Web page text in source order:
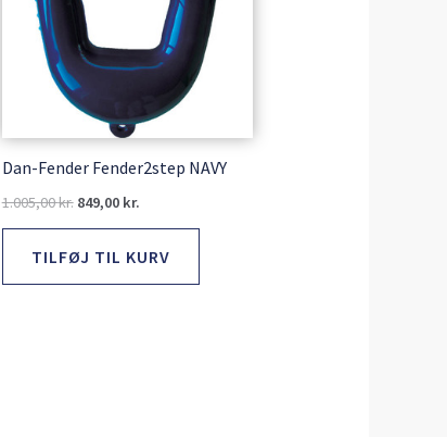
Dan-Fender Fender2step NAVY
1.005,00kr. 849,00 kr.
TILFØJ TIL KURV